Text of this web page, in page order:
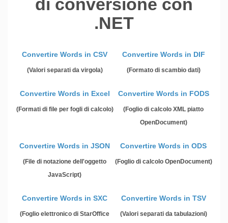
di conversione con
.NET
Convertire Words in CSV
(Valori separati da virgola)
Convertire Words in DIF
(Formato di scambio dati)
Convertire Words in Excel
(Formati di file per fogli di calcolo)
Convertire Words in FODS
(Foglio di calcolo XML piatto
OpenDocument)
Convertire Words in JSON
(File di notazione dell'oggetto
JavaScript)
Convertire Words in ODS
(Foglio di calcolo OpenDocument)
Convertire Words in SXC
(Foglio elettronico di StarOffice
Convertire Words in TSV
(Valori separati da tabulazioni)